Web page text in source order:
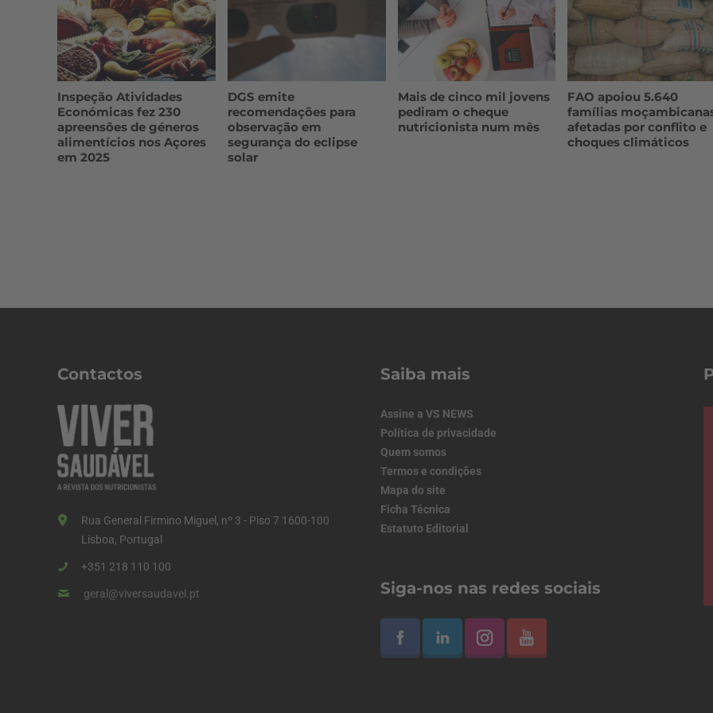
Inspeção Atividades
Económicas fez 230
apreensões de géneros
alimentícios nos Açores
em 2025
DGS emite
recomendações para
observação em
segurança do eclipse
solar
Mais de cinco mil jovens
pediram o cheque
nutricionista num mês
FAO apoiou 5.640
famílias
afetadas por conflito e
choques climáticos
Contactos
Rua General Firmino Miguel, nº 3 - Piso 7 1600-100
Lisboa, Portugal
+351 218 110 100
geral@viversaudavel.pt
Saiba mais
Assine a VS NEWS
Política de privacidade
Quem somos
Termos e condições
Mapa do site
Ficha Técnica
Estatuto Editorial
Siga-nos nas redes sociais